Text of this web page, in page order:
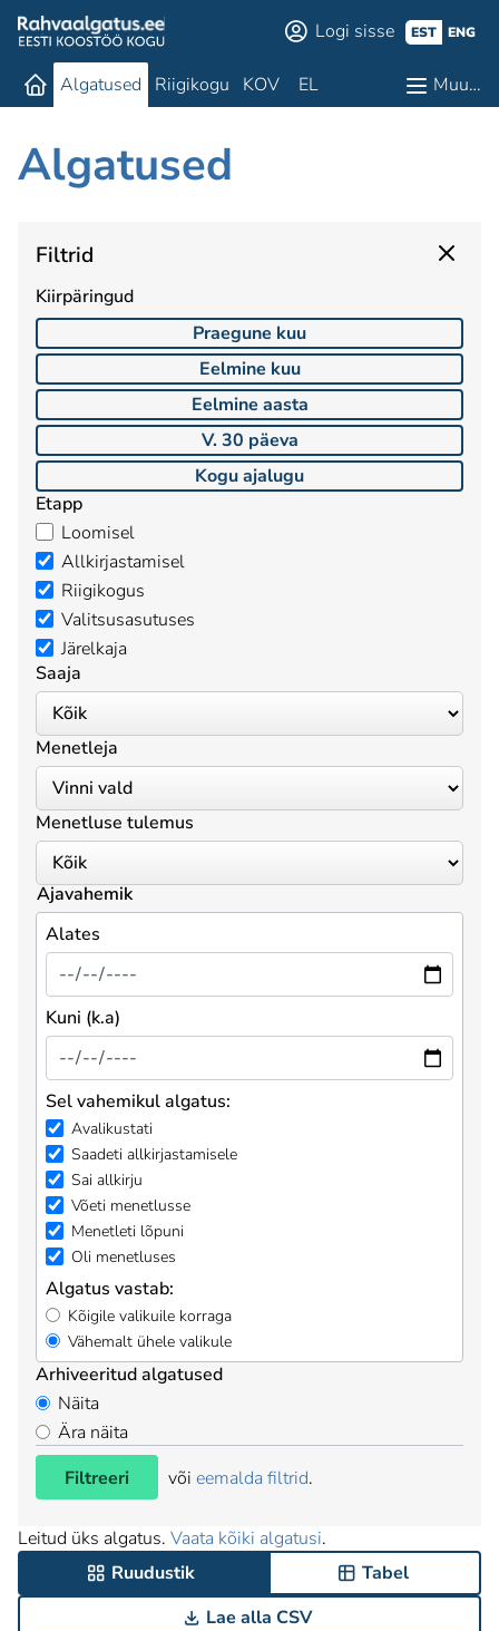
Logi sisse EST ENG
Algatused Riigikogu KOV EL Muu…
Algatused
Filtrid
Kiirpäringud
Praegune kuu
Eelmine kuu
Eelmine aasta
V. 30 päeva
Kogu ajalugu
Etapp
Loomisel
Allkirjastamisel
Riigikogus
Valitsusasutuses
Järelkaja
Saaja
Menetleja
Menetluse tulemus
Ajavahemik
Alates
Kuni (k.a)
Sel vahemikul algatus:
Avalikustati
Saadeti allkirjastamisele
Sai allkirju
Võeti menetlusse
Menetleti lõpuni
Oli menetluses
Algatus vastab:
Kõigile valikuile korraga
Vähemalt ühele valikule
Arhiveeritud algatused
Näita
Ära näita
Filtreeri
või eemalda filtrid.
Leitud üks algatus. Vaata kõiki algatusi.
Ruudustik
Tabel
Lae alla CSV